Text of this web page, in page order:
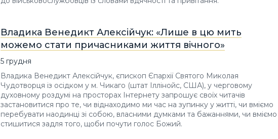
Владика Венедикт Алексійчук: «Лише в цю мить
можемо стати причасниками життя вічного»
5 грудня
Владика Венедикт Алексійчук, єпископ Єпархії Святого Миколая
Чудотворця із осідком у м. Чикаго (штат Іллінойс, США), у черговому
духовному роздумі на просторах Інтернету запрошує своїх читачів
застановитися про те, чи віднаходимо ми час на зупинку у житті, чи вміємо
перебувати наодинці зі собою, власними думками та бажаннями, чи вміємо
стишитися задля того, щоби почути голос Божий.